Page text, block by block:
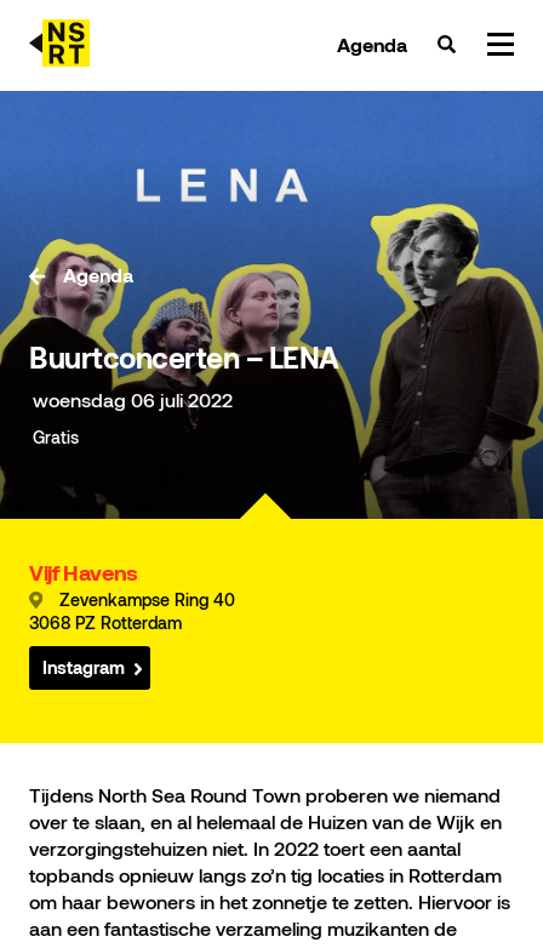
Agenda
nieuws
team
over NSRT
partners
Buurtconcerten – LENA
woensdag 06 juli 2022
Gratis
Agenda
Vijf Havens
Zevenkampse Ring 40
3068 PZ Rotterdam
Instagram
Tijdens North Sea Round Town proberen we niemand
over te slaan, en al helemaal de Huizen van de Wijk en
verzorgingstehuizen niet. In 2022 toert een aantal
topbands opnieuw langs zo’n tig locaties in Rotterdam
om haar bewoners in het zonnetje te zetten. Hiervoor is
aan een fantastische verzameling muzikanten de